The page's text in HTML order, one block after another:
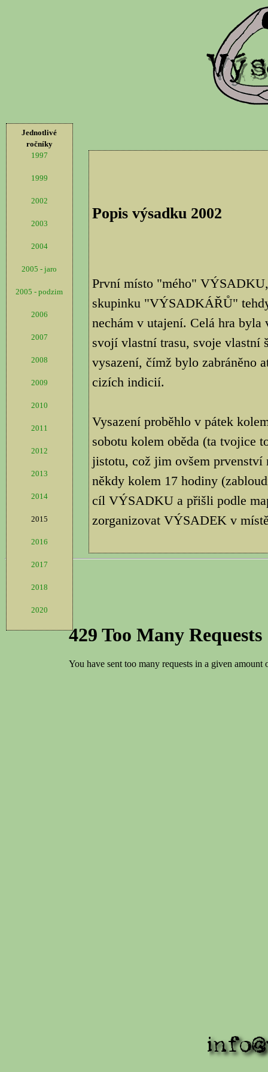
Jednotlivé
ročníky
1997
1999
2002
2003
2004
2005 - jaro
2005 - podzim
2006
2007
2008
2009
2010
2011
2012
2013
2014
2015
2016
2017
2018
2020
Popis výsadku 2002
První místo "mého"
skupinku "VÝSADKÁŘŮ"
nechám v utajení. Celá hra byla
svojí vlastní trasu, svoje vlastní
vysazení, čímž bylo zabráněno
cizích indicií.
Vysazení proběhlo v pátek
sobotu kolem oběda (ta tvojice
jistotu, což jim ovšem
někdy kolem 17 hodiny
cíl VÝSADKU a přišli podle
zorganizovat VÝSADEK v